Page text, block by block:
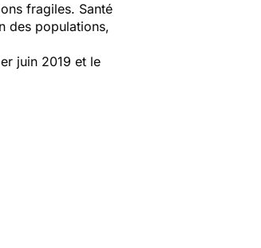
fragiles. Santé
des populations,
juin 2019 et le